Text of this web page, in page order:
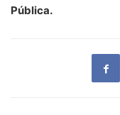
Pública.